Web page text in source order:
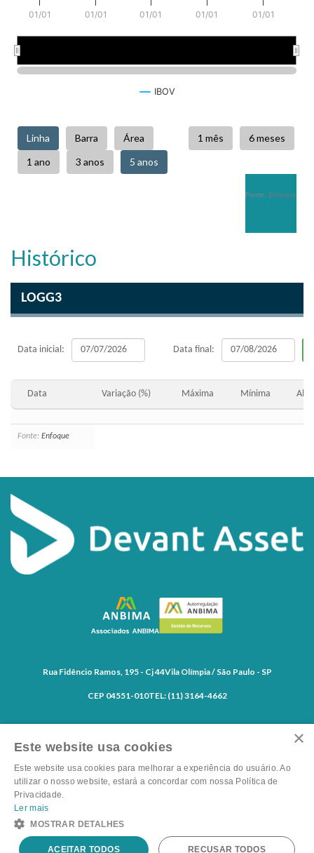
IBOV
01/01 01/01 01/01 01/01 01/01
Fonte: Enfoque
Histórico
LOGG3
Data inicial: Data final:
Data Variação (%) Máxima Mínima
Fonte: Enfoque
Rua Fidêncio Ramos, 195 - Cj 44Vila Olímpia / São Paulo - SP
CEP 04551-010TEL: (11) 3164-4662
Powered byMZ
×
Este website usa cookies
Este website usa cookies para melhorar a experiência do usuário. Ao
utilizar o nosso website, estará a concordar com nossa Política de
Privacidade.
Ler mais
MOSTRAR DETALHES
ACEITAR TODOS RECUSAR TODOS